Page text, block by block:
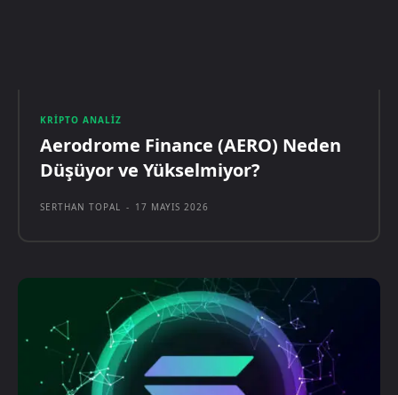
KRIPTO ANALIZ
Aerodrome Finance (AERO) Neden
Düşüyor ve Yükselmiyor?
SERTHAN TOPAL - 17 MAYIS 2026